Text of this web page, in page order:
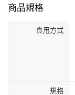
商品規格
食用方式
規格